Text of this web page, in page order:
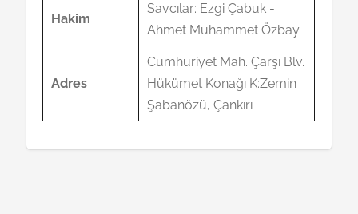
Hakim
Savcılar: Ezgi Çabuk -
Ahmet Muhammet Özbay
Adres
Cumhuriyet Mah. Çarşı Blv.
Hükümet Konağı K:Zemin
Şabanözü, Çankırı